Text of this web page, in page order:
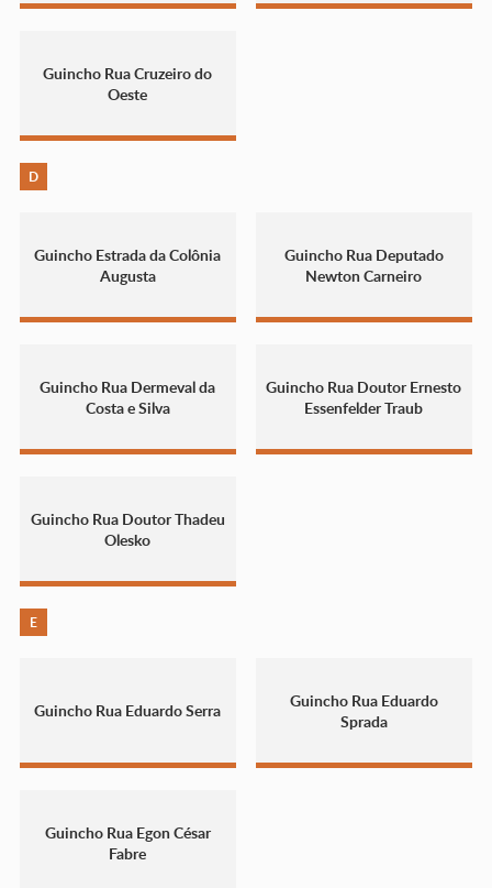
Guincho Rua Cruzeiro do
Oeste
D
Guincho Estrada da Colônia
Augusta
Guincho Rua Deputado
Newton Carneiro
Guincho Rua Dermeval da
Costa e Silva
Guincho Rua Doutor Ernesto
Essenfelder Traub
Guincho Rua Doutor Thadeu
Olesko
E
Guincho Rua Eduardo Serra
Guincho Rua Eduardo
Sprada
Guincho Rua Egon César
Fabre